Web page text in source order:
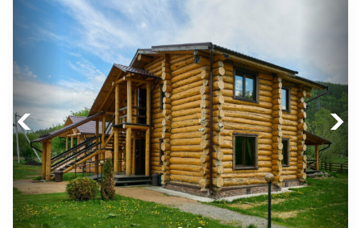
Previous Next